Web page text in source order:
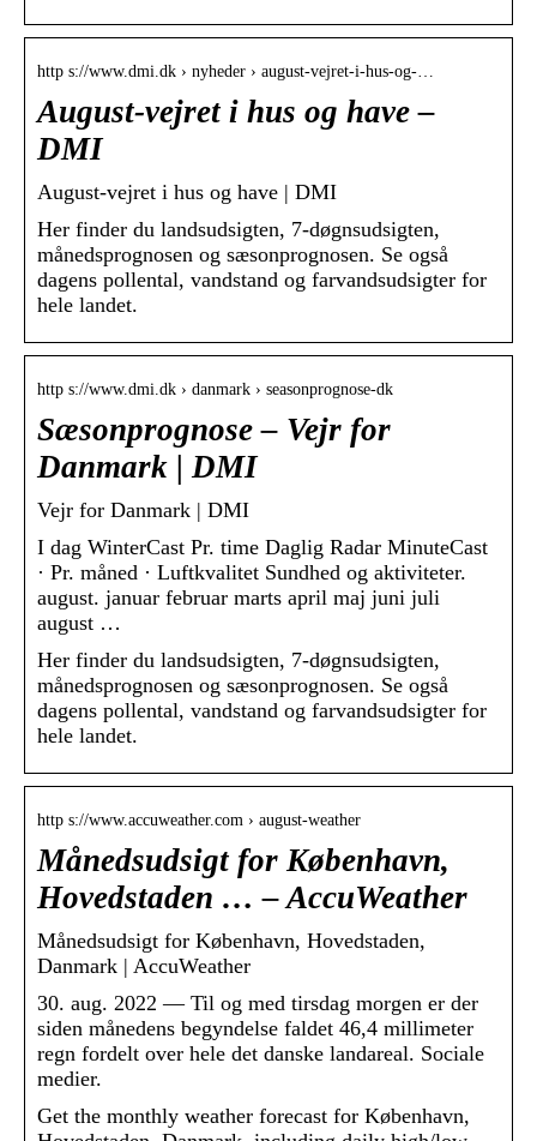
http s://www.dmi.dk › nyheder › august-vejret-i-hus-og-…
August-vejret i hus og have –
DMI
August-vejret i hus og have | DMI
Her finder du landsudsigten, 7-døgnsudsigten,
månedsprognosen og sæsonprognosen. Se også
dagens pollental, vandstand og farvandsudsigter for
hele landet.
http s://www.dmi.dk › danmark › seasonprognose-dk
Sæsonprognose – Vejr for
Danmark | DMI
Vejr for Danmark | DMI
I dag WinterCast Pr. time Daglig Radar MinuteCast
· Pr. måned · Luftkvalitet Sundhed og aktiviteter.
august. januar februar marts april maj juni juli
august …
Her finder du landsudsigten, 7-døgnsudsigten,
månedsprognosen og sæsonprognosen. Se også
dagens pollental, vandstand og farvandsudsigter for
hele landet.
http s://www.accuweather.com › august-weather
Månedsudsigt for København,
Hovedstaden … – AccuWeather
Månedsudsigt for København, Hovedstaden,
Danmark | AccuWeather
30. aug. 2022 — Til og med tirsdag morgen er der
siden månedens begyndelse faldet 46,4 millimeter
regn fordelt over hele det danske landareal. Sociale
medier.
Get the monthly weather forecast for København,